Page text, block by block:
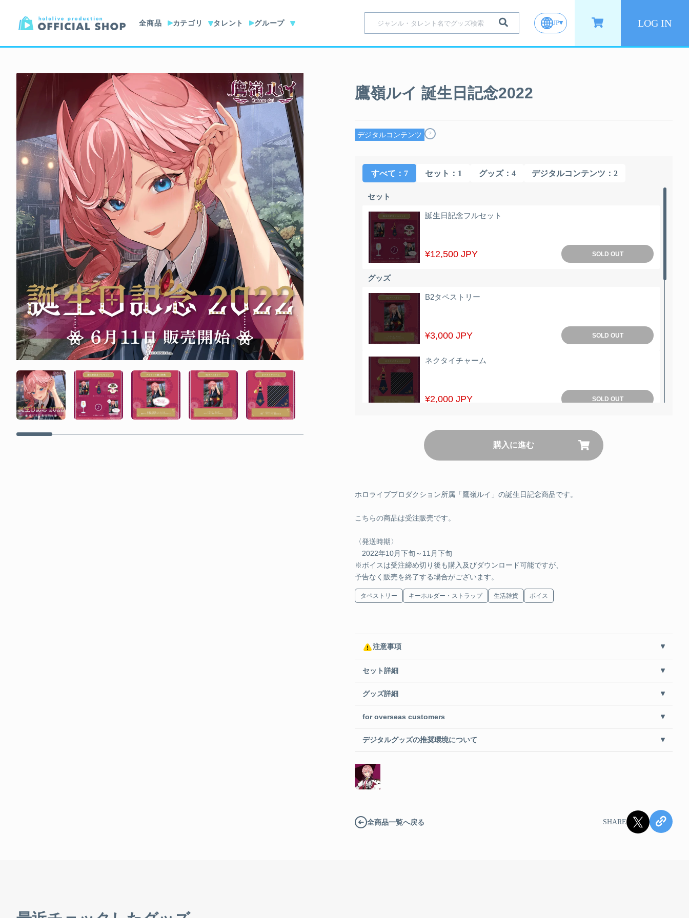
全商品 カテゴリ タレント グループ JP LOG IN
鷹嶺ルイ 誕生日記念2022
デジタルコンテンツ ?
すべて ：7 セット ：1 グッズ：4 デジタルコンテンツ ：2
セット
誕生日記念フルセット
¥12,500 JPY SOLD OUT
グッズ
B2タペストリー
¥3,000 JPY SOLD OUT
ネクタイチャーム
¥2,000 JPY SOLD OUT
¥2,500 JPY SOLD OUT
デジタルコンテンツ
シチュエーションボイス「雨宿りと相合い傘」
試聴
システムボイス10種
購入に進む
ホロライブプロダクション所属「鷹嶺ルイ」の誕生日記念商品です。
こちらの商品は受注販売です。
〈発送時期〉
2022年10月下旬～11月下旬
※ボイスは受注締め切り後も購入及びダウンロード可能ですが、
予告なく販売を終了する場合がございます。
タペストリー キーホルダー・ストラップ 生活雑貨 ボイス
注意事項
セット詳細
グッズ詳細
for overseas customers
デジタルグッズの推奨環境について
全商品一覧へ戻る SHARE